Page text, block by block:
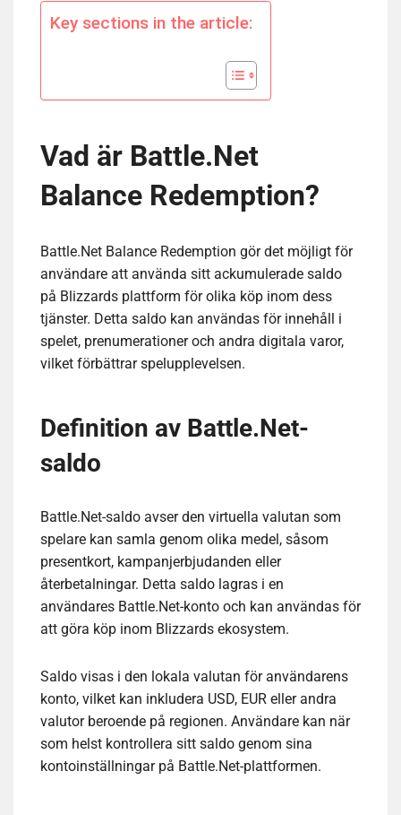
Key sections in the article:
Vad är Battle.Net
Balance Redemption?
Battle.Net Balance Redemption gör det möjligt för
användare att använda sitt ackumulerade saldo
på Blizzards plattform för olika köp inom dess
tjänster. Detta saldo kan användas för innehåll i
spelet, prenumerationer och andra digitala varor,
vilket förbättrar spelupplevelsen.
Definition av Battle.Net-
saldo
Battle.Net-saldo avser den virtuella valutan som
spelare kan samla genom olika medel, såsom
presentkort, kampanjerbjudanden eller
återbetalningar. Detta saldo lagras i en
användares Battle.Net-konto och kan användas för
att göra köp inom Blizzards ekosystem.
Saldo visas i den lokala valutan för användarens
konto, vilket kan inkludera USD, EUR eller andra
valutor beroende på regionen. Användare kan när
som helst kontrollera sitt saldo genom sina
kontoinställningar på Battle.Net-plattformen.